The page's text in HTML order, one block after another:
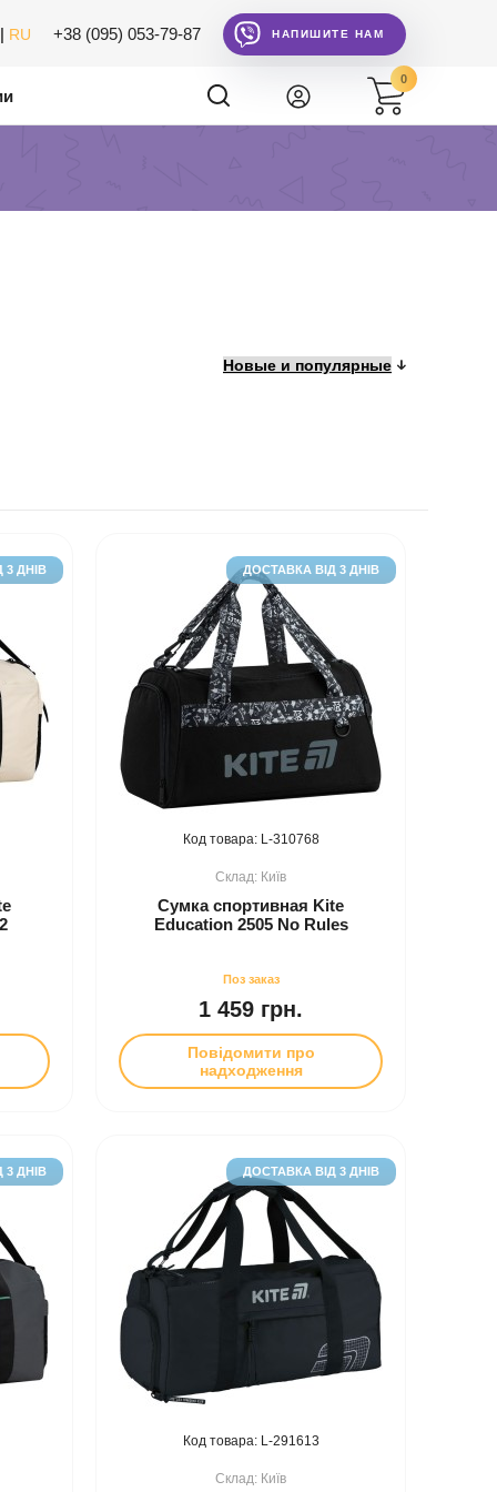
RU +38 (095) 053-79-87 НАПИШИТЕ НАМ
0
3 ДНІВ ДОСТАВКА ВІД 3 ДНІВ
310768
Київ
Сумка спортивная Kite
Education 2505 No Rules
1 459 грн.
Повідомити про
надходження
3 ДНІВ ДОСТАВКА ВІД 3 ДНІВ
291613
Київ